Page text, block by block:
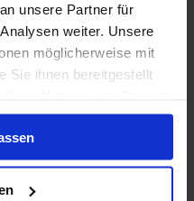
unsere Partner für
weiter. Unsere
möglicherweise mit
Sie ihnen bereitgestellt
ab
2.989 €p. P.